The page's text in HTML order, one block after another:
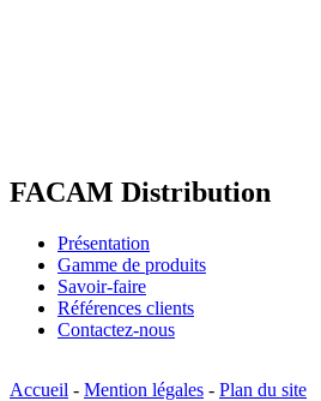
FACAM Distribution
Présentation
Gamme de produits
Savoir-faire
Références clients
Contactez-nous
Accueil - Mention légales - Plan du site